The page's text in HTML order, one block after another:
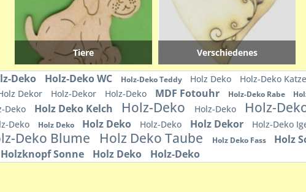
Tiere Verschiedenes
Deko Holz-Deko WC Holz-Deko Teddy Holz Deko Holz-Deko Katze
Dekor Holz-Dekor Holz-Deko MDF Fotouhr Holz-Deko Rabe
Deko Holz Deko Kelch Holz-Deko Holz-Deko Holz-
Deko Holz Deko Holz Deko Holz-Deko Holz Dekor Holz-Deko
Deko Blume Holz Deko Taube Holz Deko Fass Holz
Holzknopf Sonne Holz Deko Holz-Deko